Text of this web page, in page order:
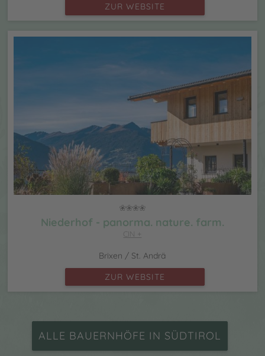
ZUR WEBSITE
Niederhof - panorma. nature. farm.
CIN +
Brixen / St. Andrä
ZUR WEBSITE
ALLE BAUERNHÖFE IN SÜDTIROL